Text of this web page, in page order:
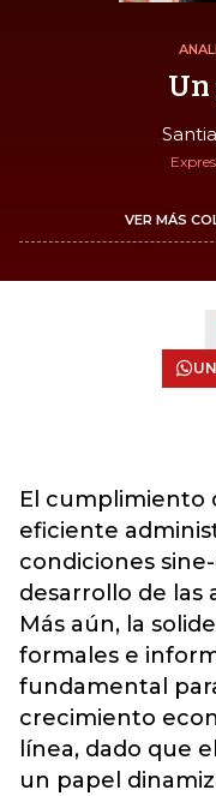
Un
VER MÁS
El cumplimiento
eficiente
condiciones
desarrollo de las
Más aún, la
formales e
fundamental
crecimiento
línea, dado que
un papel